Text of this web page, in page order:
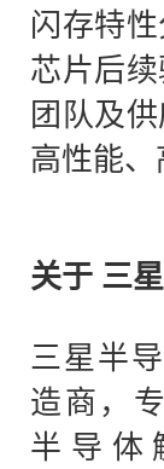
闪存特
芯片后续
团队及
高性能、
关于 三
三星 半
造商，
半导体